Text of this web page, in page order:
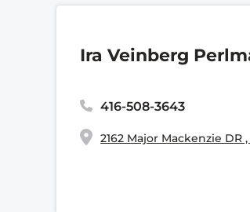
Ira Veinberg
416-508-3643
2162 Major Mackenzie DR